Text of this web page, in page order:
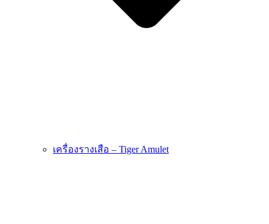
เครื่องรางเสือ – Tiger Amulet